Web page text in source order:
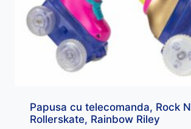
Papusa cu telecomanda, Rock N
Rollerskate, Rainbow Riley